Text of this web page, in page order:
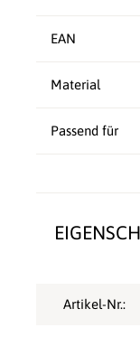
EAN
Material
Passend für
Artikel-Nr.: